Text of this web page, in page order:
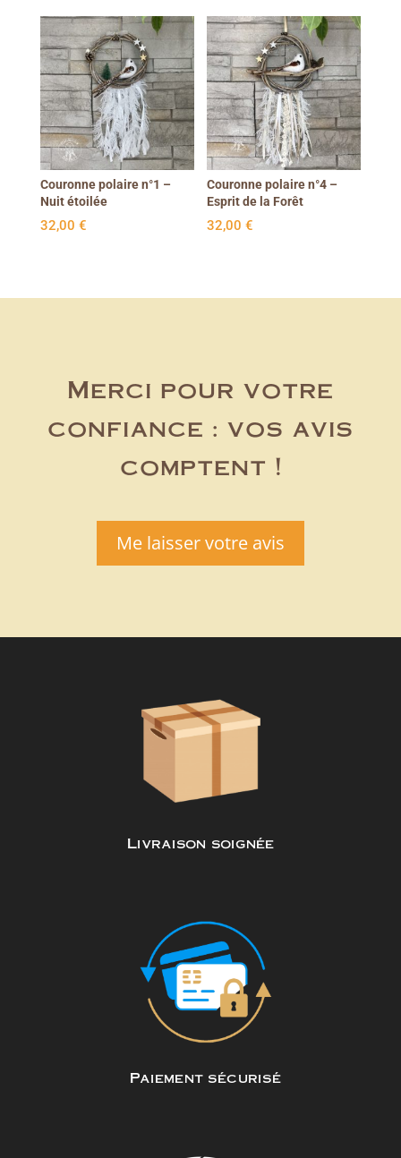
38,00 €.29,00 €.
Couronne polaire n°1 –
Nuit étoilée
32,00 €
Couronne polaire n°4 –
Esprit de la Forêt
32,00€
Merci pour votre
confiance : vos avis
comptent !
Me laisser votre avis
Livraison soignée
Paiement sécurisé